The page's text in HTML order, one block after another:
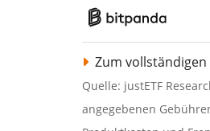
Zum
Quelle: justETF
angegebenen